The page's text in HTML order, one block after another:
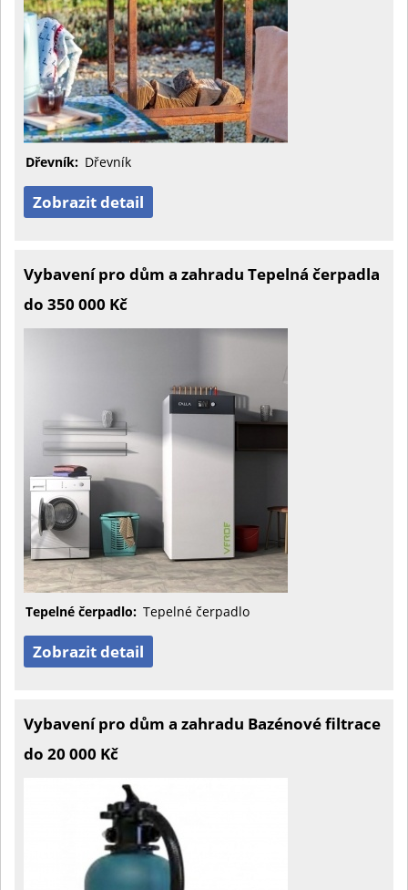
Dřevník: Dřevník
Zobrazit detail
Vybavení pro dům a zahradu Tepelná čerpadla
do 350 000 Kč
Tepelné čerpadlo: Tepelné čerpadlo
Zobrazit detail
Vybavení pro dům a zahradu Bazénové filtrace
do 20 000 Kč